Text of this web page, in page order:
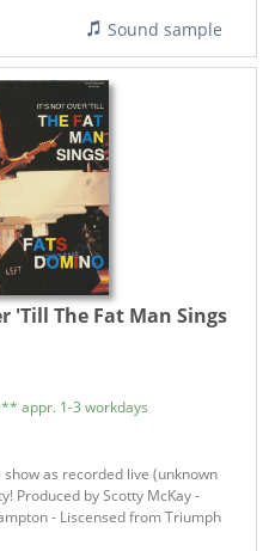
Sound sample
'Till The Fat Man Sings
appr. 1-3 workdays
as recorded live (unknown
Produced by Scotty McKay -
- Liscensed from Triumph